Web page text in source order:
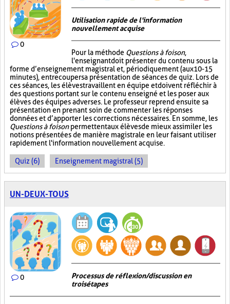
0
Utilisation rapide de l'information
nouvellement acquise
Pour la méthode Questions à foison,
l'enseignant doit présenter du contenu sous la
forme d’enseignement magistral et, périodiquement (aux 10-15
minutes), entrecouper sa présentation de séances de quiz. Lors de
ces séances, les élèves travaillent en équipe et doivent réfléchir à
des questions portant sur le contenu enseigné et les poser aux
élèves des équipes adverses. Le professeur reprend ensuite sa
présentation en prenant soin de commenter les réponses
données et d’apporter les corrections nécessaires. En somme, les
Questions à foisonpermettent aux élèves de mieux assimiler les
notions présentées de manière magistrale en leur faisant utiliser
rapidement l'information nouvellement acquise.
Quiz (6) Enseignement magistral (5)
UN-DEUX-TOUS
0
Processus de réflexion/discussion en
trois étapes